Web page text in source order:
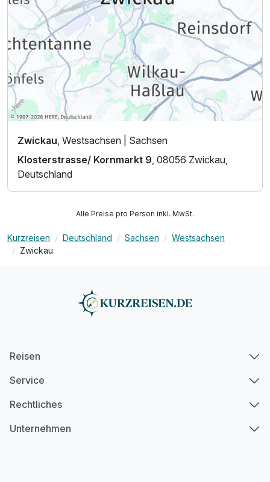
Zwickau, Westsachsen | Sachsen
Klosterstrasse/ Kornmarkt 9, 08056 Zwickau,
Deutschland
Alle Preise pro Person inkl. MwSt.
Kurzreisen Deutschland Sachsen
Westsachsen
Zwickau
Reisen
Service
Rechtliches
Unternehmen